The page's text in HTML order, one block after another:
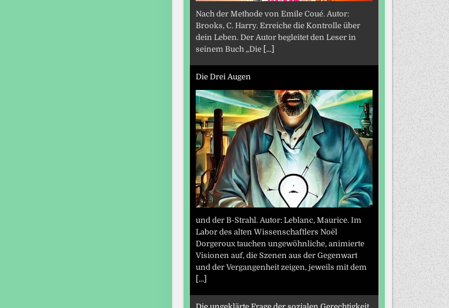
Nach der Methode von Emile Coué. Autor:
Brooks, C. Harry. Erreiche die Kontrolle über
dein Leben. Der Autor begleitet den Leser in
seinem Buch „Die [...]
Die Drei Augen
und der B-Strahl. Autor: Leblanc, Maurice. Im
Labor des alten Wissenschaftlers Noël
Dorgeroux tauchen ungewöhnliche, animierte
Visionen auf, die Szenen aus der Gegenwart
und der Vergangenheit zeigen, jeweils mit dem
[...]